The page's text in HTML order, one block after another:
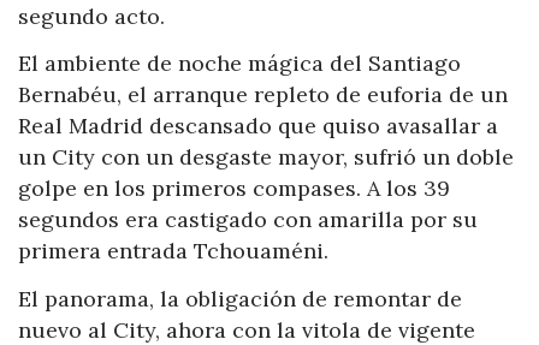
segundo acto.
El ambiente de noche mágica del Santiago
Bernabéu, el arranque repleto de euforia de un
Real Madrid descansado que quiso avasallar a
un City con un desgaste mayor, sufrió un doble
golpe en los primeros compases. A los 39
segundos era castigado con amarilla por su
primera entrada Tchouaméni.
El panorama, la obligación de remontar de
nuevo al City, ahora con la vitola de vigente